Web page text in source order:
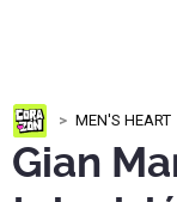
MEN'S HEART
Gian